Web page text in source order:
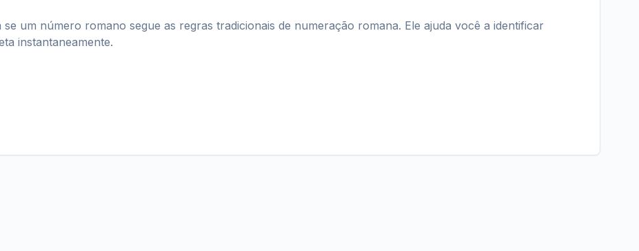
um número romano segue as regras tradicionais de numeração romana. Ele ajuda você a identificar
instantaneamente.